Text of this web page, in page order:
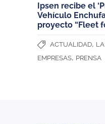
Ipsen recibe el
Vehículo
proyecto “Fleet
ACTUALIDAD,
EMPRESAS, PRENSA